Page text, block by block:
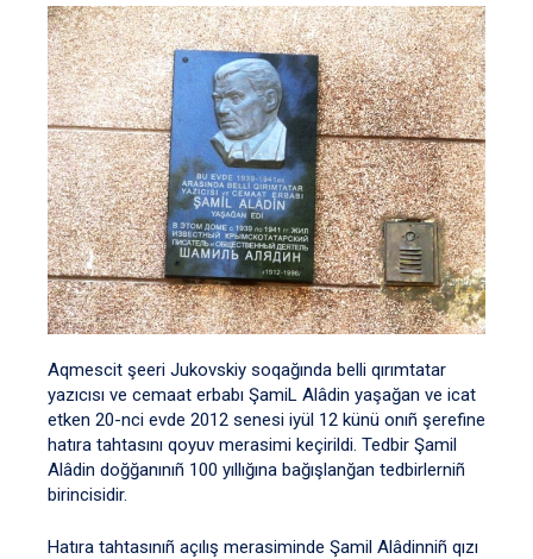
Aqmescit şeeri Jukovskiy soqağında belli qırımtatar
yazıcısı ve cemaat erbabı ŞamiL Alâdin yaşağan ve icat
etken 20-nci evde 2012 senesi iyül 12 künü onıñ şerefine
hatıra tahtasını qoyuv merasimi keçirildi. Tedbir Şamil
Alâdin doğğanınıñ 100 yıllığına bağışlanğan tedbirlerniñ
birincisidir.
Hatıra tahtasınıñ açılış merasiminde Şamil Alâdinniñ qızı